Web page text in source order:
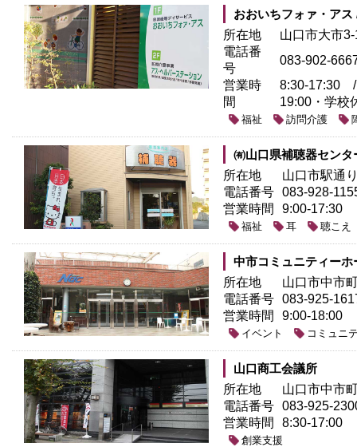
おおいちフォァ・ア
所在地
山口市大市
電話番
号
083-902-
営業時
間
8:30-17:30 /
19:00・学校
福祉 訪問介護
㈲山口県補聴器センタ
所在地
山口市駅通
電話番号 083-928-
営業時間
9:00-17:30
福祉 耳 聴こえ
中市コミュニティーホ
所在地
山口市中市
電話番号 083-925-
営業時間
9:00-18:00
イベント コミュニ
山口商工会議所
所在地
山口市中市
電話番号 083-925-
営業時間
8:30-17:00
創業支援